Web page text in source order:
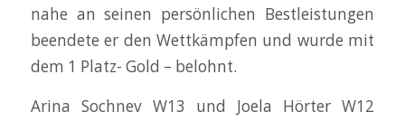
nahe an seinen persönlichen Bestleistungen
beendete er den Wettkämpfen und wurde mit
dem 1 Platz- Gold – belohnt.
Arina Sochnev W13 und Joela Hörter W12